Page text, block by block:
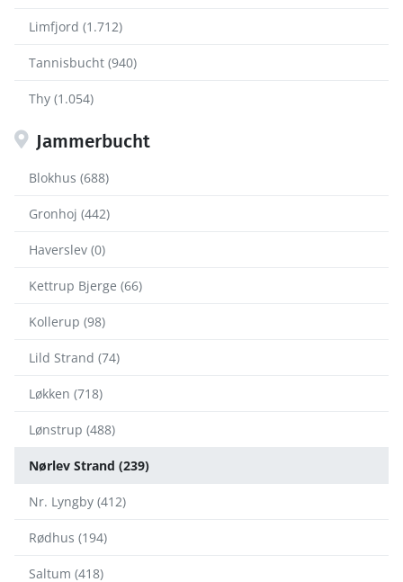
Limfjord (1.712)
Tannisbucht (940)
Thy (1.054)
Jammerbucht
Blokhus (688)
Gronhoj (442)
Haverslev (0)
Kettrup Bjerge (66)
Kollerup (98)
Lild Strand (74)
Løkken (718)
Lønstrup (488)
Nørlev Strand (239)
Nr. Lyngby (412)
Rødhus (194)
Saltum (418)